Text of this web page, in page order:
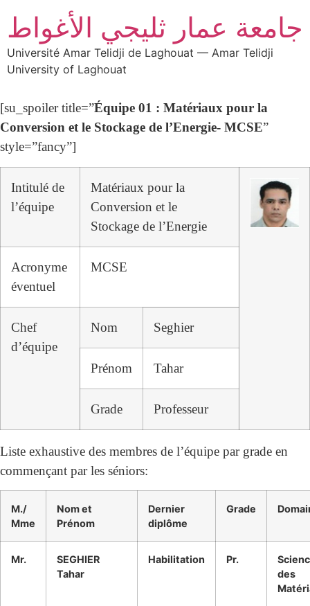
جامعة عمار ثليجي الأغواط
Université Amar Telidji de Laghouat — Amar Telidji
University of Laghouat
[su_spoiler title=”Équipe 01 : Matériaux pour la
Conversion et le Stockage de l’Energie- MCSE”
style=”fancy”]
Intitulé de
l’équipe
Matériaux pour la
Conversion et le
Stockage de l’Energie
Acronyme
éventuel
MCSE
Chef
d’équipe
Nom Seghier
Prénom Tahar
Grade Professeur
Liste exhaustive des membres de l’équipe par grade en
commençant par les séniors:
M./
Mme
Nom et
Prénom
Dernier
diplôme
Grade
Mr.
SEGHIER
Tahar
Habilitation Pr.
des